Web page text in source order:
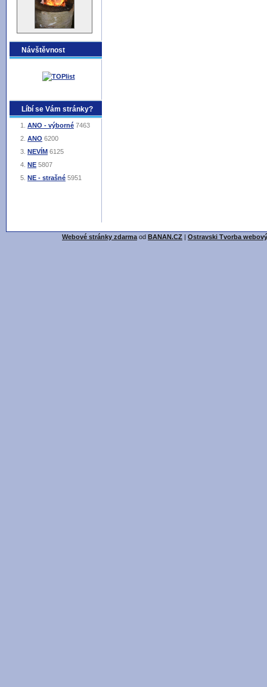
Návštěvnost
Líbí se Vám stránky?
ANO - výborné 7463
ANO 6200
NEVÍM 6125
NE 5807
NE - strašné 5951
Webové stránky zdarma od BANAN.CZ | Ostravski Tvorba